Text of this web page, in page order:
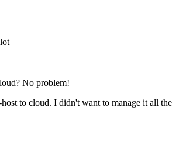
No problem!
to cloud. I didn't want to manage it all the